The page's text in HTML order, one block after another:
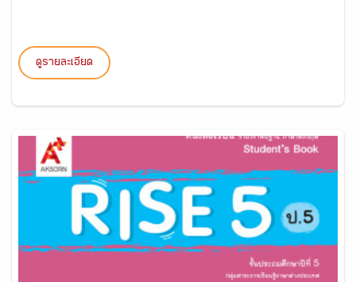
ดูรายละเอียด